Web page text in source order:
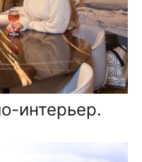
интерьер.